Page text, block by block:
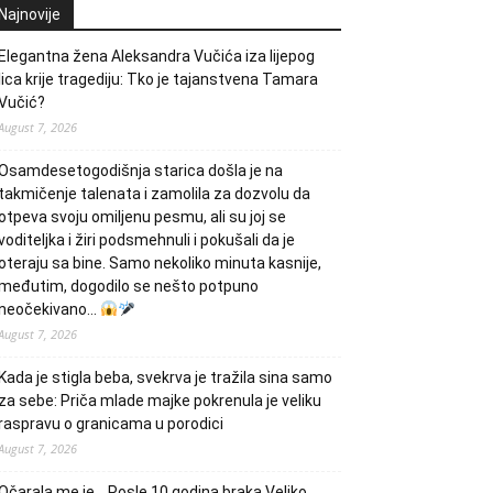
Najnovije
Elegantna žena Aleksandra Vučića iza lijepog
lica krije tragediju: Tko je tajanstvena Tamara
7, 2026
starica došla je na
takmičenje talenata i zamolila za dozvolu da
svoju omiljenu pesmu, ali su joj se
i žiri podsmehnuli i pokušali da je
sa bine. Samo nekoliko minuta kasnije,
dogodilo se nešto potpuno
7, 2026
Kada je stigla beba, svekrva je tražila sina samo
za sebe: Priča mlade majke pokrenula je veliku
o granicama u porodici
7, 2026